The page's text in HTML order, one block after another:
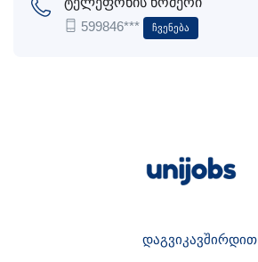
599846***
Ჩვენება
დაგვიკავშირდით